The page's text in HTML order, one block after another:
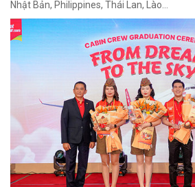
Nhật Bản, Philippines, Thái Lan, Lào…